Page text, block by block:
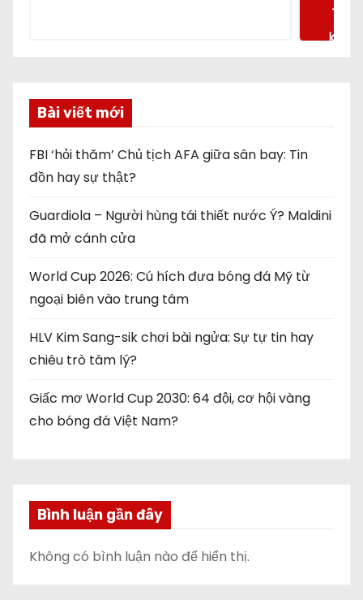
Tìm
kiếm
Bài viết mới
FBI ‘hỏi thăm’ Chủ tịch AFA giữa sân bay: Tin
đồn hay sự thật?
Guardiola – Người hùng tái thiết nước Ý? Maldini
đã mở cánh cửa
World Cup 2026: Cú hích đưa bóng đá Mỹ từ
ngoại biên vào trung tâm
HLV Kim Sang-sik chơi bài ngửa: Sự tự tin hay
chiêu trò tâm lý?
Giấc mơ World Cup 2030: 64 đội, cơ hội vàng
cho bóng đá Việt Nam?
Bình luận gần đây
Không có bình luận nào để hiển thị.